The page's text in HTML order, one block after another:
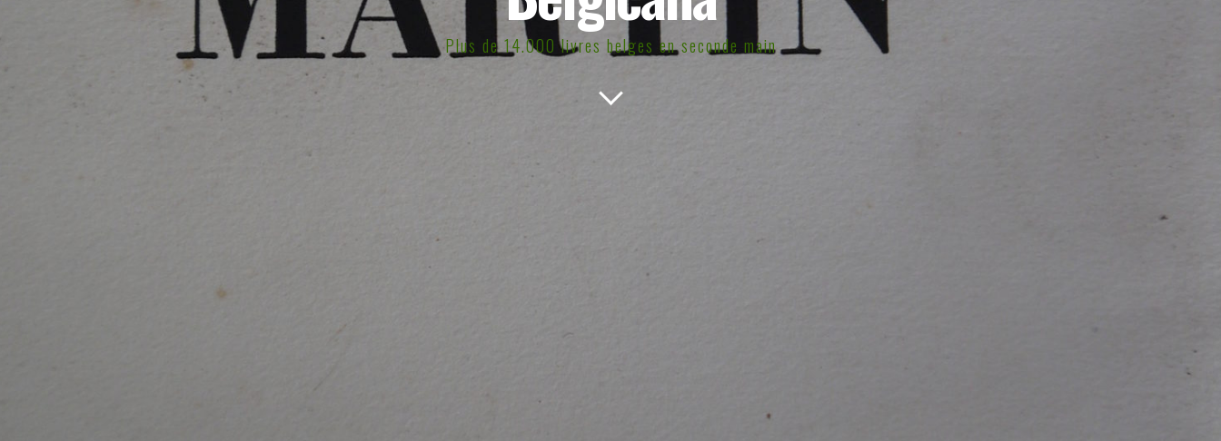
Plus de 14.000 livres belges en seconde main